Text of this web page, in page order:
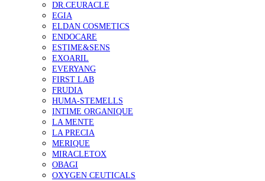
DR.CEURACLE
EGIA
ELDAN COSMETICS
ENDOCARE
ESTIME&SENS
EXOARIL
EVERYANG
FIRST LAB
FRUDIA
HUMA-STEMELLS
INTIME ORGANIQUE
LA MENTE
LA PRECIA
MERIQUE
MIRACLETOX
OBAGI
OXYGEN CEUTICALS